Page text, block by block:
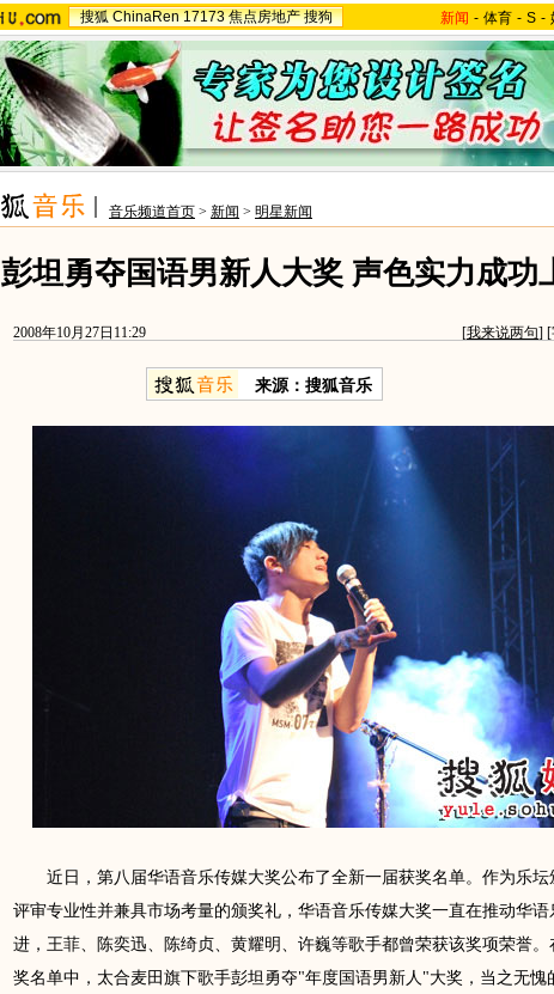
搜狐 ChinaRen 17173 焦点房地产 搜狗 新闻 - 体育 - S -
音乐频道首页 > 新闻 > 明星新闻
彭坦勇夺国语男新人大奖 声色实力成功
2008年10月27日11:29 [我来说两句] [
来源：搜狐音乐
近日，第八届华语音乐传媒大奖公布了全新一届获奖名单。作为乐坛
评审专业性并兼具市场考量的颁奖礼，华语音乐传媒大奖一直在推动华
进，王菲、陈奕迅、陈绮贞、黄耀明、许巍等歌手都曾荣获该奖项荣誉
奖名单中，太合麦田旗下歌手彭坦勇夺"年度国语男新人"大奖，当之无愧